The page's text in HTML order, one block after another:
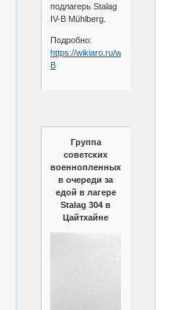
подлагерь Stalag
IV-B Mühlberg.
Подробно:
https://wikiaro.ru/wiki/Stalag_IV-
B
Группа
советских
военнопленных
в очереди за
едой в лагере
Stalag 304 в
Цайтхайне